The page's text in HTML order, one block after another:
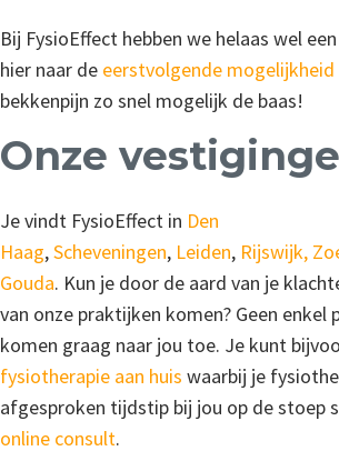
Bij FysioEffect hebben we helaas wel
hier naar de eerstvolgende mogelijkheid
bekkenpijn zo snel mogelijk de baas!
Onze
Je vindt FysioEffect in Den
Haag,Scheveningen, Leiden, Rijswijk,
Gouda. Kun je door de aard van je
van onze praktijken komen? Geen enkel
komen graag naar jou toe. Je kunt
fysiotherapie aan huis waarbij je
afgesproken tijdstip bij jou op de stoep
online consult.